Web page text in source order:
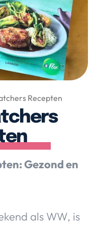
Recepten
Gezond en
als WW, is